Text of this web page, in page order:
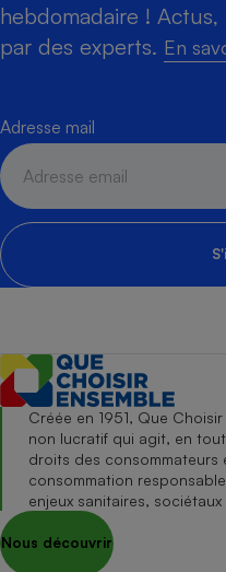
hebdomadaire !
par des experts. En
Adresse mail
Créée en 1951, Que
non lucratif qui agit, en
droits des consommateurs
consommation
enjeux sanitaires,
Nous découvrir